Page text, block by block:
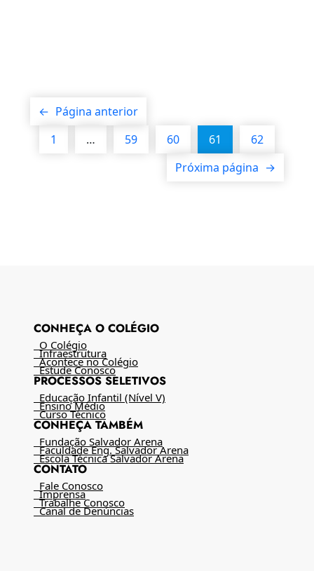
← Página anterior
1
… 59 60 61
62
Próxima página →
CONHEÇA O COLÉGIO
O Colégio
Infraestrutura
Acontece no Colégio
Estude Conosco
PROCESSOS SELETIVOS
Educação Infantil (Nível V)
Ensino Médio
Curso Técnico
CONHEÇA TAMBÉM
Fundação Salvador Arena
Faculdade Eng. Salvador Arena
Escola Técnica Salvador Arena
CONTATO
Fale Conosco
Imprensa
Trabalhe Conosco
Canal de Denúncias